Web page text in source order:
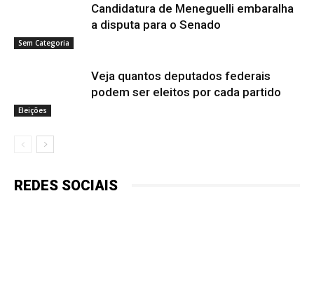
Sem Categoria
Candidatura de Meneguelli embaralha
a disputa para o Senado
Eleições
Veja quantos deputados federais
podem ser eleitos por cada partido
REDES SOCIAIS